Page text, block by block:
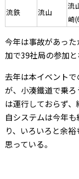
流鉄 流山
流
崎
今年は事故があっ
加で39社局の参加と
去年は本イベント
が、小湊鐵道で乗
は運行しておらず
自システムは今年
り、いろいろと余
思っている。